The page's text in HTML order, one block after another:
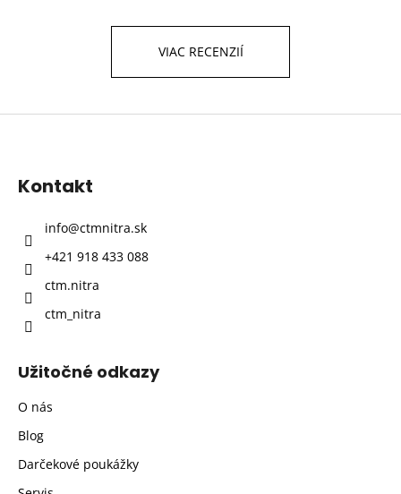
VIAC RECENZIÍ
Z
Kontakt
info@ctmnitra.sk
+421 918 433 088
ctm.nitra
ctm_nitra
Užitočné odkazy
O nás
Blog
Darčekové poukážky